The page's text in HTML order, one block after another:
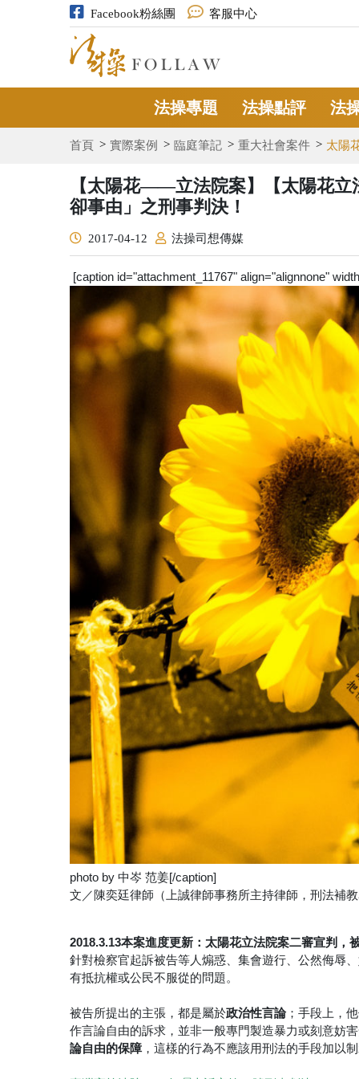
Facebook粉絲團 客服中心
法操專題 法操點評 法
首頁 實際案例 臨庭筆記 重大社會案件 太陽
【太陽花——立法院案】【太陽花立
卻事由」之刑事判決！
2017-04-12 法操司想傳媒
[caption id="attachment_11767" align="alignnone"
photo by 中岑 范姜[/caption]
文／陳奕廷律師（上誠律師事務所主持律師，刑法補
2018.3.13本案進度更新：太陽花立法院案二審宣判，
針對檢察官起訴被告等人煽惑、集會遊行、公然侮辱
有抵抗權或公民不服從的問題。
被告所提出的主張，都是屬於政治性言論；手段上，
作言論自由的訴求，並非一般專門製造暴力或刻意妨
論自由的保障，這樣的行為不應該用刑法的手段加以